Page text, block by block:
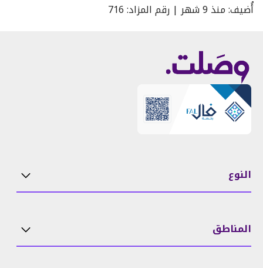
أُضيف:منذ 9 شهر | رقم المزاد:
716
النوع
المناطق